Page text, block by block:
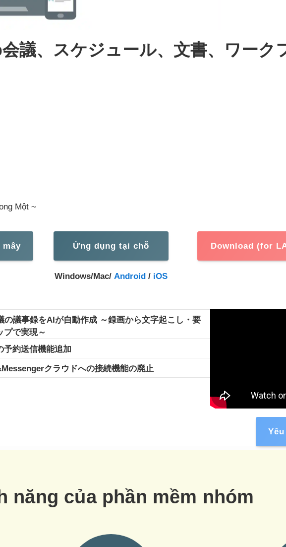
議、スケジュール、文書、ワーク
Một ~
mây Ứng dụng tại chỗ Download (for
Windows/Mac/ Android / iOS
の議事録をAIが自動作成 ～録画から文字起こし・要
プで実現～
予約送信機能追加
クラウドへの接続機能の廃止
năng của phần mềm nhóm